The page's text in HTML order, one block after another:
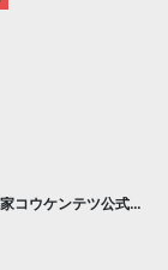
コウケンテツ公式チ